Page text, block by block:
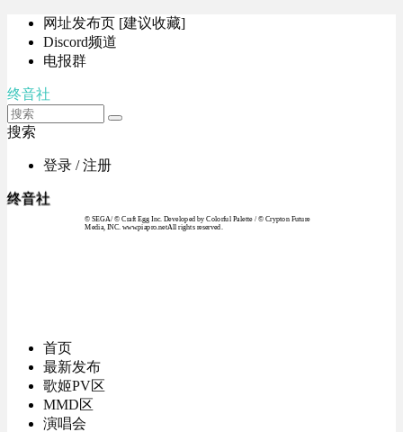
网址发布页 [建议收藏]
Discord频道
电报群
终音社
搜索
登录 / 注册
终音社
© SEGA / © Craft Egg Inc. Developed by Colorful Palette / © Crypton Future
Media, INC. www.piapro.netAll rights reserved.
首页
最新发布
歌姬PV区
MMD区
演唱会